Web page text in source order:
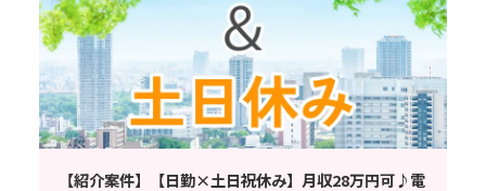
【紹介案件】【日勤×土日祝休み】月収28万円可♪電